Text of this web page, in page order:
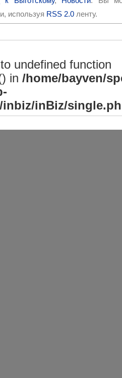
используя RSS 2.0 ленту.
undefined function
in /home/bayven/
inbiz/inBiz/